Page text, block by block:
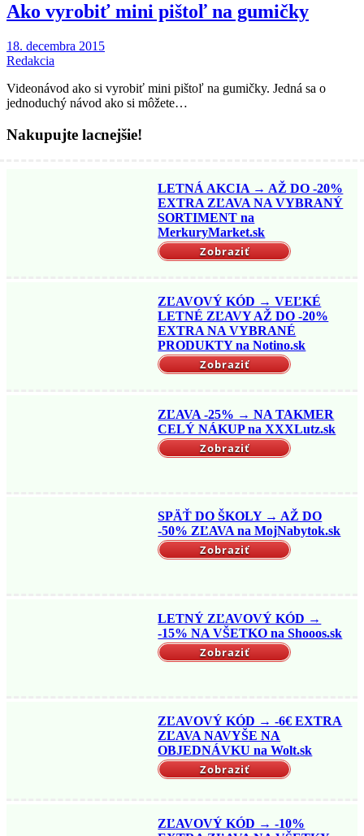
Ako vyrobiť mini pištoľ na gumičky
18. decembra 2015
Redakcia
Videonávod ako si vyrobiť mini pištoľ na gumičky. Jedná sa o
jednoduchý návod ako si môžete…
Nakupujte lacnejšie!
LETNÁ AKCIA → AŽ DO -20%
EXTRA ZĽAVA NA VYBRANÝ
SORTIMENT na
MerkuryMarket.sk
Zobraziť
ZĽAVOVÝ KÓD → VEĽKÉ
LETNÉ ZĽAVY AŽ DO -20%
EXTRA NA VYBRANÉ
PRODUKTY na Notino.sk
Zobraziť
ZĽAVA -25% → NA TAKMER
CELÝ NÁKUP na XXXLutz.sk
Zobraziť
SPÄŤ DO ŠKOLY → AŽ DO
-50% ZĽAVA na MojNabytok.sk
Zobraziť
LETNÝ ZĽAVOVÝ KÓD →
-15% NA VŠETKO na Shooos.sk
Zobraziť
ZĽAVOVÝ KÓD → -6€ EXTRA
ZĽAVA NAVYŠE NA
OBJEDNÁVKU na Wolt.sk
Zobraziť
ZĽAVOVÝ KÓD → -10%